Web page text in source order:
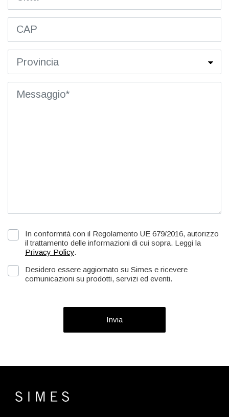
In conformità con il Regolamento UE 679/2016, autorizzo
il trattamento delle informazioni di cui sopra. Leggi la
Privacy Policy.
Desidero essere aggiornato su Simes e ricevere
comunicazioni su prodotti, servizi ed eventi.
Invia